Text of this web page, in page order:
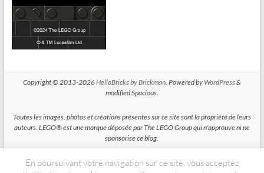
Copyright © 2013-2026HelloBricks by Brickman. Powered by WordPress&
modified Spacious.
Toutes les images, photos et créations présentes sur ce site sont la propriété de leurs
auteurs. LEGO® est une marque déposée par The LEGO Group qui n'approuve ni ne
sponsorise ce blog.
HelloBricks participe au Programme Partenaires d'Amazon EU, un programme
En poursuivant votre navigation sur ce site, vous acceptez